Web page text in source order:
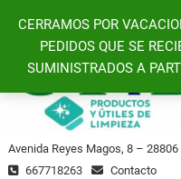
contenido
Avenida Reyes Magos, 8 –
667718263
Contacto
CERRAMOS POR
PEDIDOS QUE SE
SUMINISTRADOS A